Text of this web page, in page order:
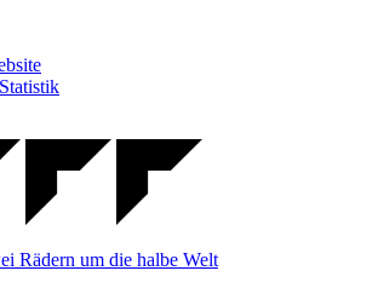
Rädern um die halbe Welt